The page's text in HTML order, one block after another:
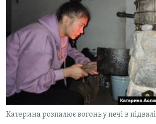
Катерина розпалює вогонь у печі в підвалі